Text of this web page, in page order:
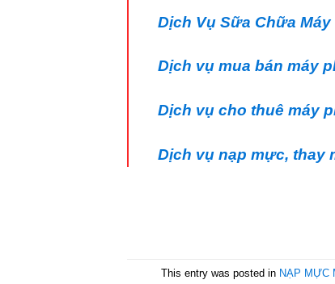
Dịch Vụ Sữa Chữa
Dịch vụ mua bán máy
Dịch vụ cho thuê máy
Dịch vụ nạp mực, thay
This entry was posted in NẠP MỰC